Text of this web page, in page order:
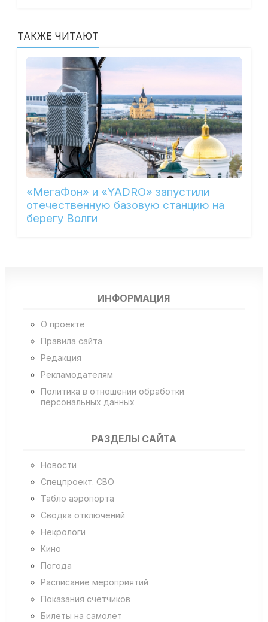
ТАКЖЕ ЧИТАЮТ
«МегаФон» и «YADRO» запустили
отечественную базовую станцию на
берегу Волги
ИНФОРМАЦИЯ
О проекте
Правила сайта
Редакция
Рекламодателям
Политика в отношении обработки
персональных данных
РАЗДЕЛЫ САЙТА
Новости
Спецпроект. СВО
Табло аэропорта
Сводка отключений
Некрологи
Кино
Погода
Расписание мероприятий
Показания счетчиков
Билеты на самолет